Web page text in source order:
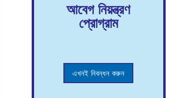
আবেগ নিয়ন্ত্রণ
প্রোগ্রাম
এখনই নিবন্ধন করুন